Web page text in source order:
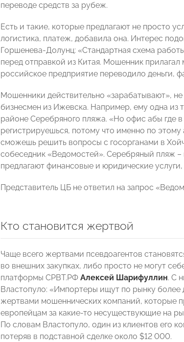
переводе средств за рубеж.
Есть и такие, которые предлагают не просто
логистика, платеж, добавила она. Интерес
Горшенева-Долунц: «Стандартная схема
перед отправкой из Китая. Мошенник
российское предприятие переводило деньги,
Мошенники действительно «зарабатывают», не
бизнесмен из Ижевска. Например, ему одна из
районе Серебряного пляжа. «Но офис абы где
регистрируешься, потому что именно по
сможешь решить вопросы с госорганами в
собеседник «Ведомостей». Серебряный пляж
предлагают финансовые и юридические
Представитель ЦБ не ответил на запрос
Кто становится жертвой
Чаще всего жертвами псевдоагентов
во внешних закупках, либо просто не могут
платформы СРВТ.РФ Алексей Шарифуллин. С
Властопуло: «Импортеры ищут по рынку
жертвами мошеннических компаний, которые
европейцам за какие-то несуществующие на
По словам Властопуло, один из клиентов его
потеряв в подставной сделке около $12 000.